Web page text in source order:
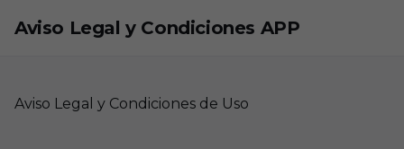
Aviso Legal y Condiciones APP
Aviso Legal y Condiciones de Uso